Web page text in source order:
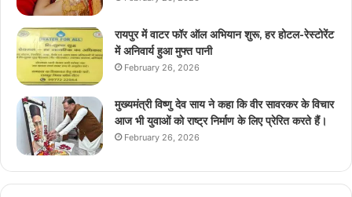
रायपुर में वाटर फॉर ऑल अभियान शुरू, हर होटल-रेस्टोरेंट
में अनिवार्य हुआ मुफ्त पानी
February 26, 2026
मुख्यमंत्री विष्णु देव साय ने कहा कि वीर सावरकर के विचार
आज भी युवाओं को राष्ट्र निर्माण के लिए प्रेरित करते हैं।
February 26, 2026